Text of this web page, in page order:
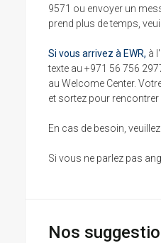
9571 ou envoyer un
prend plus de temps,
Si vous arrivez à EWR, à
texte au +971 56 756
au Welcome Center.
et sortez pour rencontrer
En cas de besoin,
Si vous ne parlez pas
Nos